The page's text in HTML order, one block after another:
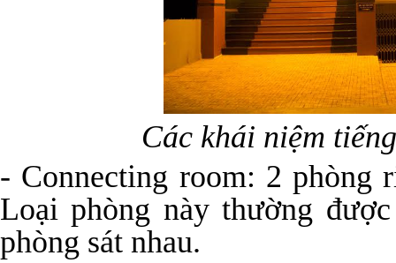
Các khái niệm
- Connecting room: 2 phòng
Loại phòng này thường
phòng sát nhau.